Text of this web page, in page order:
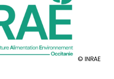
illustration
© INRAE